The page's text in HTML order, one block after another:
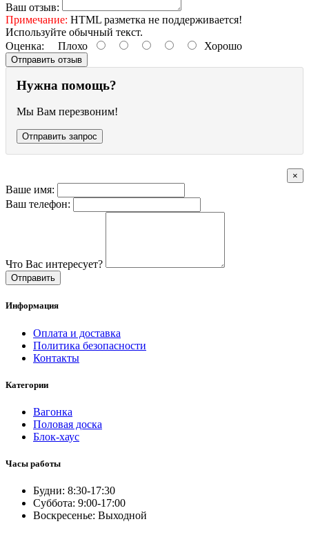
Ваш отзыв:
Примечание: HTML разметка не поддерживается!
Используйте обычный текст.
Оценка: Плохо Хорошо
Отправить отзыв
Нужна помощь?
Мы Вам перезвоним!
Отправить запрос
×
Ваше имя:
Ваш телефон:
Что Вас интересует?
Отправить
Информация
Оплата и доставка
Политика безопасности
Контакты
Категории
Вагонка
Половая доска
Блок-хаус
Часы работы
Будни: 8:30-17:30
Суббота: 9:00-17:00
Воскресенье: Выходной